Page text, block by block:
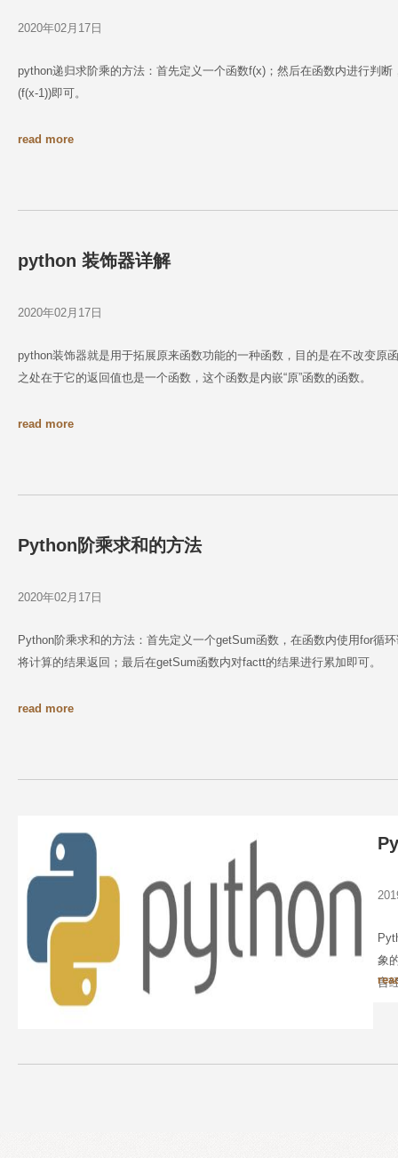
2020年02月17日
python递归求阶乘的方法：首先定义一个函数f(x)；然后在函数内进行判
(f(x-1))即可。
read more
python 装饰器详解
2020年02月17日
python装饰器就是用于拓展原来函数功能的一种函数，目的是在不改变原
之处在于它的返回值也是一个函数，这个函数是内嵌“原”函数的函数。
read more
Python阶乘求和的方法
2020年02月17日
Python阶乘求和的方法：首先定义一个getSum函数，在函数内使用for循
将计算的结果返回；最后在getSum函数内对factt的结果进行累加即可。
read more
象
言